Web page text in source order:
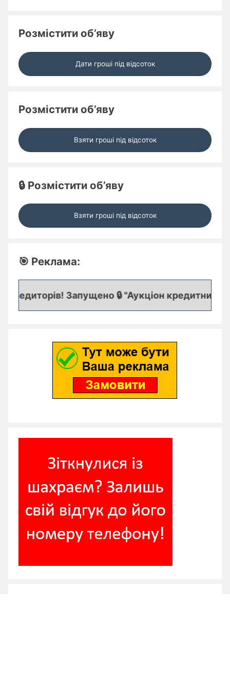
Розмістити об’яву
Дати гроші під відсоток
Розмістити об’яву
Взяти гроші під відсоток
🔒 Розмістити об’яву
Взяти гроші під відсоток
🎯 Реклама:
Запущено 🔒 "Аукціон кредитних